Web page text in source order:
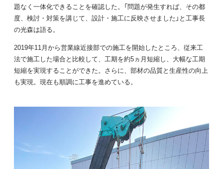
題なく一体化できることを確認した。「問題が発生すれば、その都
度、検討・対策を講じて、設計・施工に反映させました」と工事長
の光森は語る。
2019年11月から営業線近接部での施工を開始したところ、従来工
法で施工した場合と比較して、工期を約5ヵ月短縮し、大幅な工期
短縮を実現することができた。さらに、部材の品質と生産性の向上
も実現。現在も順調に工事を進めている。